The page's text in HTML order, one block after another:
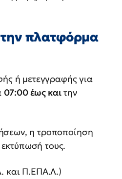
πλατφόρμα
ή μετεγγραφής για
07:00 έως καιτην
η τροποποίηση
τους.
και Π.ΕΠΑ.Λ.)